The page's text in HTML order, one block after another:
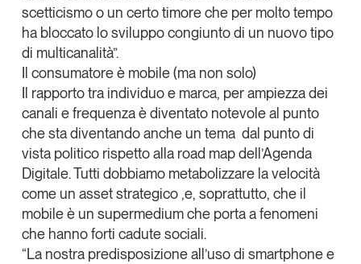
scetticismo o un certo timore che per molto tempo
ha bloccato lo sviluppo congiunto di un nuovo tipo
di multicanalità”.
Il consumatore è mobile (ma non solo)
Il rapporto tra individuo e marca, per ampiezza dei
canali e frequenza è diventato notevole al punto
che sta diventando anche un tema dal punto di
vista politico rispetto alla road map dell’Agenda
Digitale. Tutti dobbiamo metabolizzare la velocità
come un asset strategico ,e, soprattutto, che il
mobile è un supermedium che porta a fenomeni
che hanno forti cadute sociali.
“La nostra predisposizione all’uso di smartphone e